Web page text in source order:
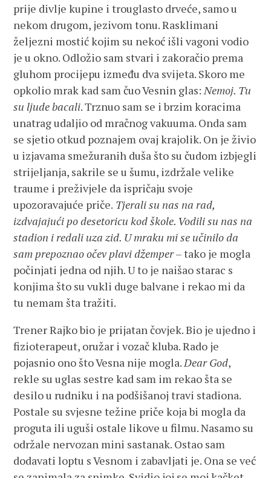
prije divlje kupine i trouglasto drveće, samo u
nekom drugom, jezivom tonu. Rasklimani
željezni mostić kojim su nekoć išli vagoni vodio
je u okno. Odložio sam stvari i zakoračio prema
gluhom procijepu između dva svijeta. Skoro me
opkolio mrak kad sam čuo Vesnin glas:Nemoj. Tu
su ljude bacali. Trznuo sam se i brzim koracima
unatrag udaljio od mračnog vakuuma. Onda sam
se sjetio otkud poznajem ovaj krajolik. On je živio
u izjavama smežuranih duša što su čudom izbjegli
strijeljanja, sakrile se u šumu, izdržale velike
traume i preživjele da ispričaju svoje
upozoravajuće priče. Tjerali su nas na rad,
izdvajajući po desetoricu kod škole. Vodili su nas na
stadion i redali uza zid. U mraku mi se učinilo da
sam prepoznao očev plavi džemper– tako je mogla
počinjati jedna od njih. U to je naišao starac s
konjima što su vukli duge balvane i rekao mi da
tu nemam šta tražiti.
Trener Rajko bio je prijatan čovjek. Bio je ujedno i
fizioterapeut, oružar i vozač kluba. Rado je
pojasnio ono što Vesna nije mogla.Dear God,
rekle su uglas sestre kad sam im rekao šta se
desilo u rudniku i na podšišanoj travi stadiona.
Postale su svjesne težine priče koja bi mogla da
proguta ili uguši ostale likove u filmu. Nasamo su
održale nervozan mini sastanak. Ostao sam
dodavati loptu s Vesnom i zabavljati je. Ona se već